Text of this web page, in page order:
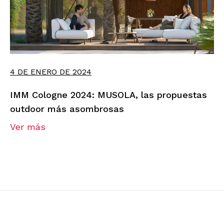
4 DE ENERO DE 2024
IMM Cologne 2024: MUSOLA, las propuestas
outdoor más asombrosas
Ver más